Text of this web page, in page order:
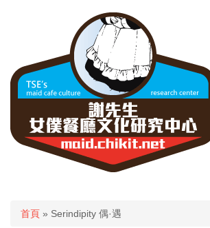
您在這裡
首頁 » Serindipity 偶·遇